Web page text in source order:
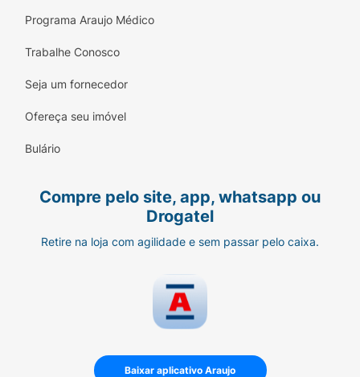
Programa Araujo Médico
Trabalhe Conosco
Seja um fornecedor
Ofereça seu imóvel
Bulário
Compre pelo site, app, whatsapp ou
Drogatel
Retire na loja com agilidade e sem passar pelo caixa.
Baixar aplicativo Araujo